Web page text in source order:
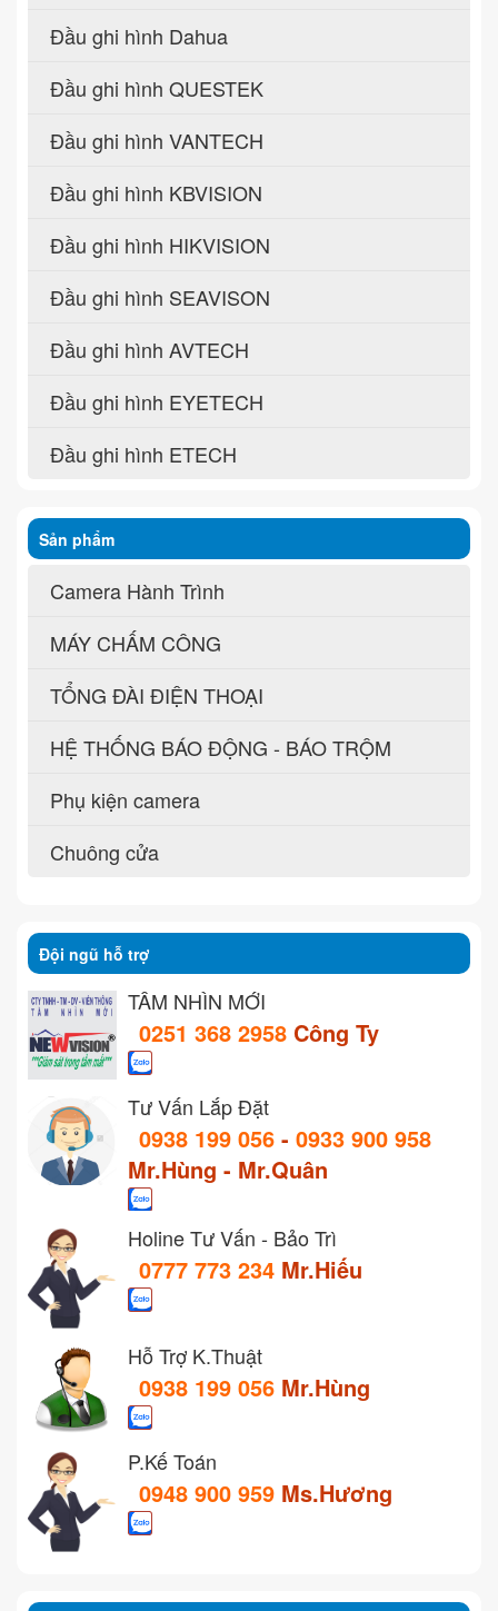
Đầu ghi hình Dahua
Đầu ghi hình QUESTEK
Đầu ghi hình VANTECH
Đầu ghi hình KBVISION
Đầu ghi hình HIKVISION
Đầu ghi hình SEAVISON
Đầu ghi hình AVTECH
Đầu ghi hình EYETECH
Đầu ghi hình ETECH
Sản phẩm
Camera Hành Trình
MÁY CHẤM CÔNG
TỔNG ĐÀI ĐIỆN THOẠI
HỆ THỐNG BÁO ĐỘNG - BÁO TRỘM
Phụ kiện camera
Chuông cửa
Đội ngũ hỗ trợ
TẦM NHÌN MỚI
0251 368 2958 Công Ty
Tư Vấn Lắp Đặt
0938 199 056 - 0933 900 958
Mr.Hùng - Mr.Quân
Holine Tư Vấn - Bảo Trì
0777 773 234 Mr.Hiếu
Hỗ Trợ K.Thuật
0938 199 056 Mr.Hùng
P.Kế Toán
0948 900 959 Ms.Hương